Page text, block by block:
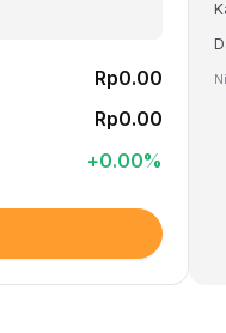
Rp0.00
Rp0.00
+0.00%